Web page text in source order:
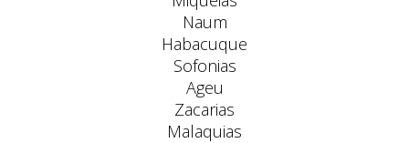
Naum
Habacuque
Sofonias
Ageu
Zacarias
Malaquias